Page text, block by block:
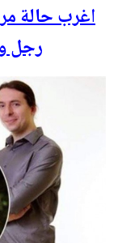
اغرب حالة
رجل